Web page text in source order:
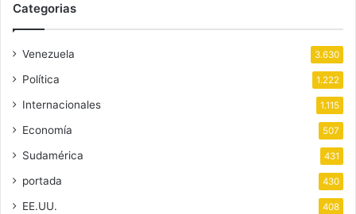
Categorias
Venezuela 3.630
Política 1.222
Internacionales 1.115
Economía 507
Sudamérica 431
portada 430
EE.UU. 408